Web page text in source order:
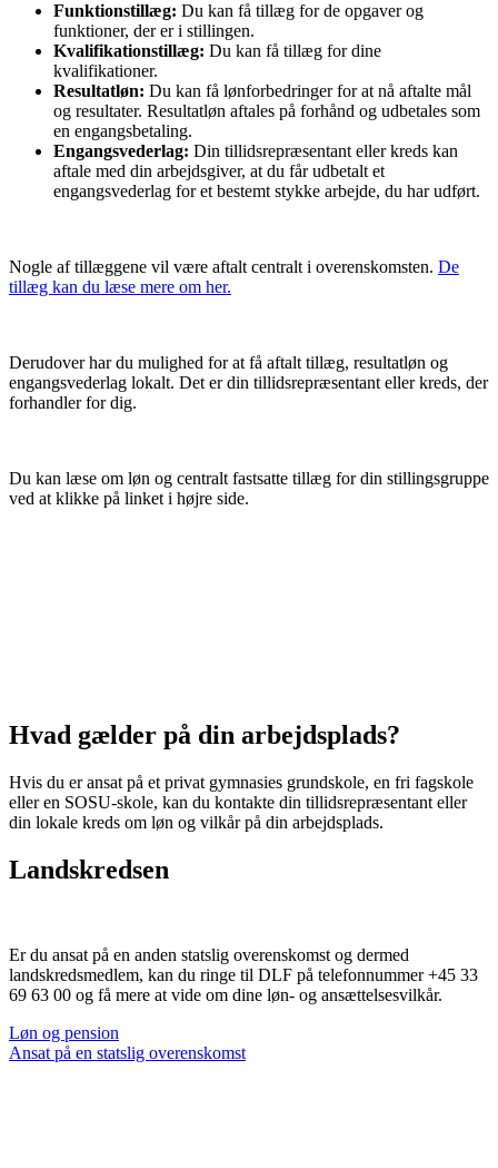
Funktionstillæg: Du kan få tillæg for de opgaver og
funktioner, der er i stillingen.
Kvalifikationstillæg: Du kan få tillæg for dine
kvalifikationer.
Resultatløn: Du kan få lønforbedringer for at nå aftalte mål
og resultater. Resultatløn aftales på forhånd og udbetales som
en engangsbetaling.
Engangsvederlag: Din tillidsrepræsentant eller kreds kan
aftale med din arbejdsgiver, at du får udbetalt et
engangsvederlag for et bestemt stykke arbejde, du har udført.
Nogle af tillæggene vil være aftalt centralt i overenskomsten. De
tillæg kan du læse mere om her.
Derudover har du mulighed for at få aftalt tillæg, resultatløn og
engangsvederlag lokalt. Det er din tillidsrepræsentant eller kreds, der
forhandler for dig.
Du kan læse om løn og centralt fastsatte tillæg for din stillingsgruppe
ved at klikke på linket i højre side.
Hvad gælder på din arbejdsplads?
Hvis du er ansat på et privat gymnasies grundskole, en fri fagskole
eller en SOSU-skole, kan du kontakte din tillidsrepræsentant eller
din lokale kreds om løn og vilkår på din arbejdsplads.
Landskredsen
Er du ansat på en anden statslig overenskomst og dermed
landskredsmedlem, kan du ringe til DLF på telefonnummer +45 33
69 63 00 og få mere at vide om dine løn- og ansættelsesvilkår.
Løn og pension
Ansat på en statslig overenskomst